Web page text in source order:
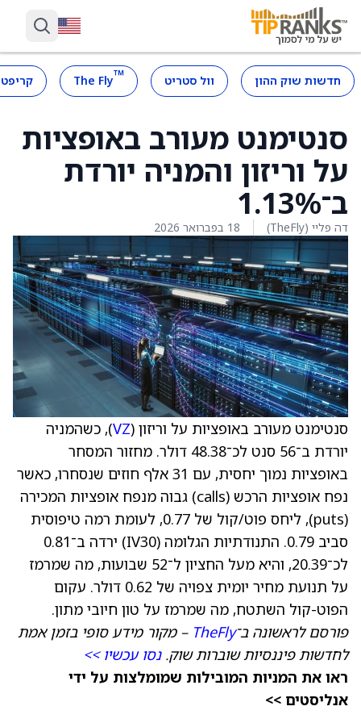
חדשות שוק ההון וול סטריט ™
The Fly
סנטימנט מעורב באופציות
על וריזון והמניה יורדת
ב־1.13%
דה פליי (TheFly) 18 בפברואר 2026
סנטימנט מעורב באופציות על וריזון (VZ), כשהמניה
יורדת ב־56 סנט לכ־48.38 דולר. מחזור המסחר
באופציות נמוך יחסית, עם 31 אלף חוזים שנסחרו, כאשר
נפח אופציות הרכש (calls) גבוה מנפח אופציות המכירה
(puts), ליחס פוט/קול של 0.77, לעומת רמה טיפוסית
סביב 0.79. התנודתיות הגלומה (IV30) ירדה ב־0.81
לכ־20.39, והיא מעל החציון ל־52 שבועות, מה שמרמז
על תנועת מחיר יומית צפויה של 0.62 דולר. עקום
הפוט-קול השתטח, מה שמרמז על טון חיובי מתון.
פורסם לראשונה ב־TheFly – מקור מידע סופי בזמן אמת
לחדשות פיננסיות שוברות שוק.נסו עכשיו >>
ראו את המניות המובילות שמומלצות על ידי
אנליסטים >>